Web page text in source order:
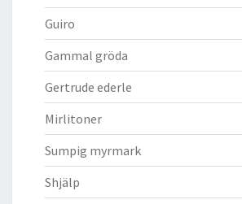
Guiro
Gammal gröda
Gertrude ederle
Mirlitoner
Sumpig myrmark
Shjälp